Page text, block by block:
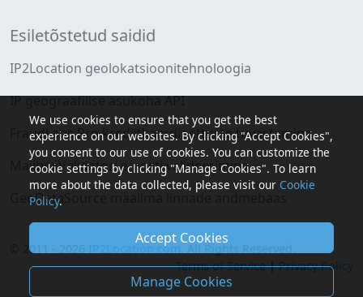
Esiletõstetud saidid
IP2Location geolokatsioonitehnoloogia
IP geograafilise asukoha API
FraudLabs Pro krediitkaardipettuste tuvastamine
MailboxValidatori e-posti valideerimine
GeoDataSource maailma linnade andmebaas
© 2011 - 2026 IP2Location.com
Terms of Service|Privacy Policy
We use cookies to ensure that you get the best
experience on our websites. By clicking "Accept Cookies",
you consent to our use of cookies. You can customize the
cookie settings by clicking "Manage Cookies". To learn
more about the data collected, please visit our Cookie
Policy.
Accept Cookies
Manage Cookies